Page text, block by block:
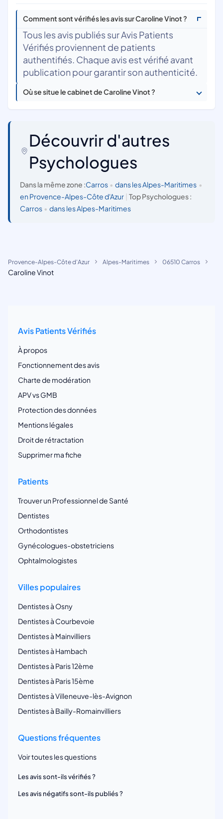
Comment sont vérifiés les avis sur Caroline Vinot ?
Tous les avis publiés sur Avis Patients
Vérifiés proviennent de patients
authentifiés. Chaque avis est vérifié avant
publication pour garantir son authenticité.
Où se situe le cabinet de Caroline Vinot ?
Découvrir d'autres
Psychologues
Dans la même zone :Carros • dans les Alpes-Maritimes •
en Provence-Alpes-Côte d'Azur
Top Psychologues :
Carros • dans les Alpes-Maritimes
Provence-Alpes-Côte d'Azur Alpes-Maritimes 06510 Carros
Caroline Vinot
Avis Patients Vérifiés
À propos
Fonctionnement des avis
Charte de modération
APV vs GMB
Protection des données
Mentions légales
Droit de rétractation
Supprimer ma fiche
Patients
Trouver un Professionnel de Santé
Dentistes
Orthodontistes
Gynécologues-obstetriciens
Ophtalmologistes
Villes populaires
Dentistes à Osny
Dentistes à Courbevoie
Dentistes à Mainvilliers
Dentistes à Hambach
Dentistes à Paris 12ème
Dentistes à Paris 15ème
Dentistes à Villeneuve-lès-Avignon
Dentistes à Bailly-Romainvilliers
Questions fréquentes
Voir toutes les questions
Les avis sont-ils vérifiés ?
Les avis négatifs sont-ils publiés ?